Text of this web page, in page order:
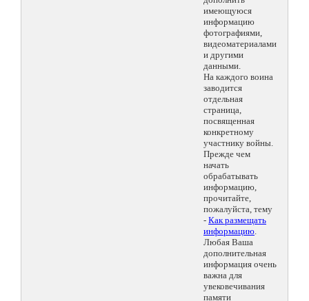
имеющуюся
информацию
фотографиями,
видеоматериалами
и другими
данными.
На каждого воина
заводится
отдельная
страница,
посвященная
конкретному
участнику войны.
Прежде чем
начать
обрабатывать
информацию,
прочитайте,
пожалуйста, тему
- Как размещать
информацию.
Любая Ваша
дополнительная
информация очень
важна для
увековечивания
памяти